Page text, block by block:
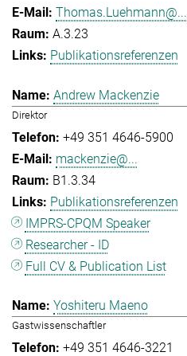
Thomas.Luehmann@...
A.3.23
Publikationsreferenzen
Andrew Mackenzie
Direktor
+49 351 4646-5900
mackenzie@...
B1.3.34
Publikationsreferenzen
IMPRS-CPQM Speaker
Researcher - ID
Full CV & Publication List
Yoshiteru Maeno
Gastwissenschaftler
+49 351 4646-3221